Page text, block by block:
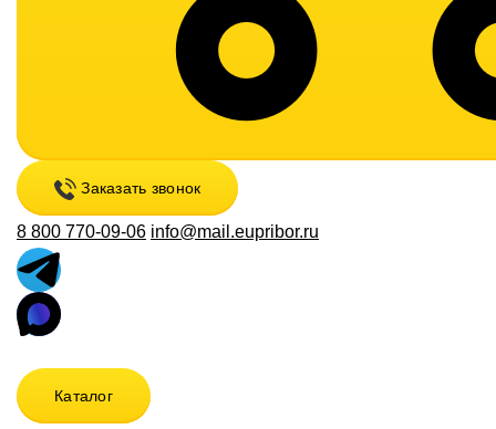
Заказать звонок
8 800 770-09-06 info@mail.eupribor.ru
Каталог